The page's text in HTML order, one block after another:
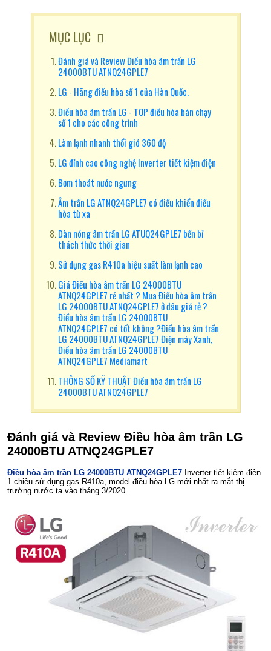
MỤC LỤC
Đánh giá và Review Điều hòa âm trần LG
24000BTU ATNQ24GPLE7
LG - Hãng điều hòa số 1 của Hàn Quốc.
Điều hòa âm trần LG - TOP điều hòa bán chạy
số 1 cho các công trình
Làm lạnh nhanh thổi gió 360 độ
LG đỉnh cao công nghệ Inverter tiết kiệm điện
Bơm thoát nước ngưng
Âm trần LG ATNQ24GPLE7 có điều khiển điều
hòa từ xa
Dàn nóng âm trần LG ATUQ24GPLE7 bền bỉ
thách thức thời gian
Sử dụng gas R410a hiệu suất làm lạnh cao
Giá Điều hòa âm trần LG 24000BTU
ATNQ24GPLE7 rẻ nhất ? Mua Điều hòa âm trần
LG 24000BTU ATNQ24GPLE7 ở đâu giá rẻ ?
Điều hòa âm trần LG 24000BTU
ATNQ24GPLE7 có tốt không ?Điều hòa âm trần
LG 24000BTU ATNQ24GPLE7 Điện máy Xanh,
Điều hòa âm trần LG 24000BTU
ATNQ24GPLE7 Mediamart
THÔNG SỐ KỸ THUẬT Điều hòa âm trần LG
24000BTU ATNQ24GPLE7
Đánh giá và Review Điều hòa âm trần LG
24000BTU ATNQ24GPLE7
Điều hòa âm trần LG 24000BTU ATNQ24GPLE7 Inverter tiết kiệm điện
1 chiều sử dụng gas R410a, model điều hòa LG mới nhất ra mắt thị
trường nước ta vào tháng 3/2020.